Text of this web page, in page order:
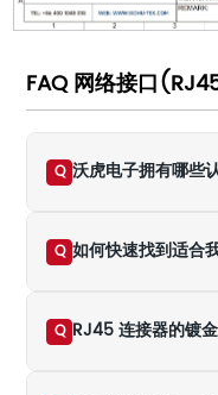
FAQ 网络接口
Q 沃虎电子拥有哪些
Q 如何快速找到适合
Q RJ45 连接器的镀